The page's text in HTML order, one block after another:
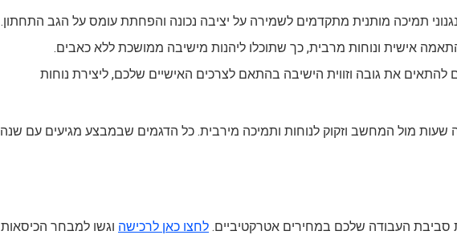
תמיכה מותנית מתקדמים לשמירה על יציבה נכונה והפחתת עומס על הגב התחתון.
אישית ונוחות מרבית, כך שתוכלו ליהנות מישיבה ממושכת ללא כאבים.
את גובה וזווית הישיבה בהתאם לצרכים האישיים שלכם, ליצירת נוחות
שעות מול המחשב וזקוק לנוחות ותמיכה מירבית. כל הדגמים שבמבצע מגיעים עם שנה
העבודה שלכם במחירים אטרקטיביים. לחצו כאן לרכישה וגשו למבחר הכיסאות